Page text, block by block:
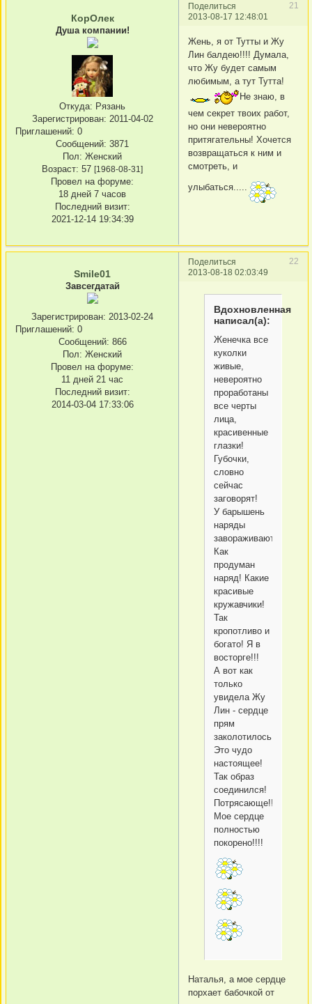
Поделиться
21
2013-08-17 12:48:01
КорОлек
Душа компании!
Откуда: Рязань
Зарегистрирован: 2011-04-02
Приглашений: 0
Сообщений: 3871
Пол: Женский
Возраст: 57 [1968-08-31]
Провел на форуме:
18 дней 7 часов
Последний визит:
2021-12-14 19:34:39
Жень, я от Тутты и Жу
Лин балдею!!!! Думала,
что Жу будет самым
любимым, а тут Тутта!
Не знаю, в
чем секрет твоих работ,
но они невероятно
притягательны! Хочется
возвращаться к ним и
смотреть, и
улыбаться.....
Поделиться
22
2013-08-18 02:03:49
Smile01
Завсегдатай
Зарегистрирован: 2013-02-24
Приглашений: 0
Сообщений: 866
Пол: Женский
Провел на форуме:
11 дней 21 час
Последний визит:
2014-03-04 17:33:06
Вдохновленная
написал(а):
Женечка все
куколки
живые,
невероятно
проработаны
все черты
лица,
красивенные
глазки!
Губочки,
словно
сейчас
заговорят!
У барышень
наряды
завораживают!
Как
продуман
наряд! Какие
красивые
кружавчики!
Так
кропотливо и
богато! Я в
восторге!!!
А вот как
только
увидела Жу
Лин - сердце
прям
заколотилось!
Это чудо
настоящее!
Так образ
соединился!
Потрясающе!!!
Мое сердце
полностью
покорено!!!!
Наталья, а мое сердце
порхает бабочкой от